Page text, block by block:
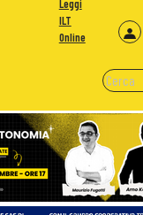
Leggi
ILT
Online